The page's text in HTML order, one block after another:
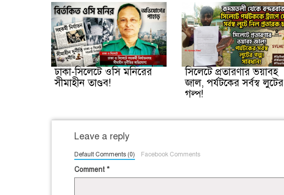
ঢাকা-সিলেটে ওসি মনিরের
সীমাহীন তাণ্ডব!
সিলেটে প্রতারণার ভয়াবহ
জাল, পর্যটকের সর্বস্ব লুটের
গল্প!
Leave a reply
Default Comments (0) Facebook Comments
Comment *